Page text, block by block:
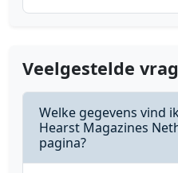
Veelgestelde
Welke gegevens vind
Hearst Magazines
pagina?